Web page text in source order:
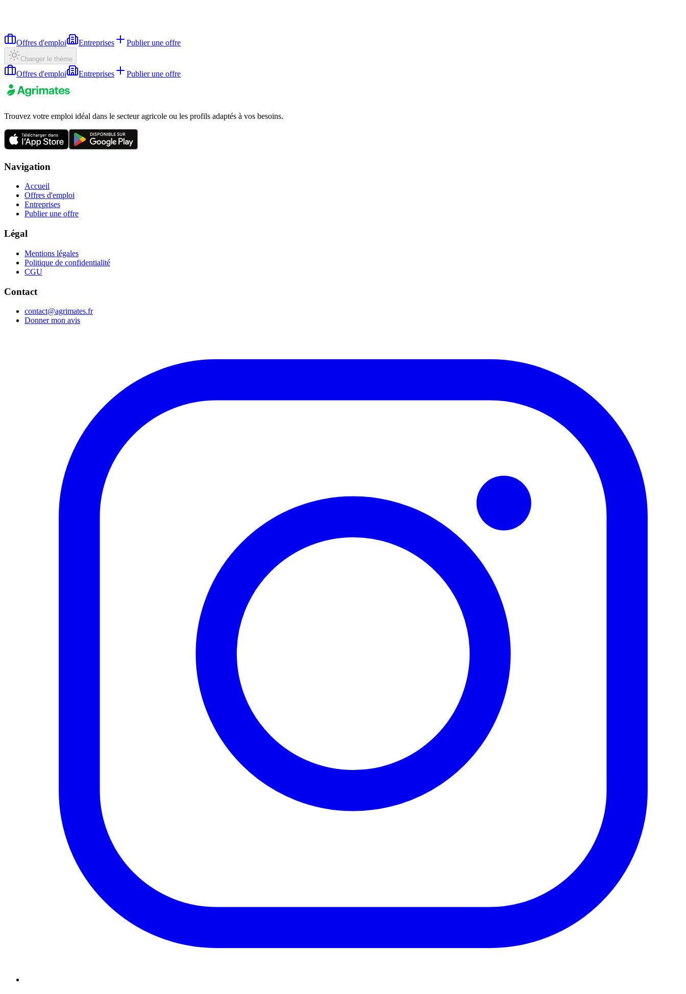
Offres d'emploi Entreprises Publier une offre
Changer le thème
Offres d'emploi Entreprises Publier une offre
Trouvez votre emploi idéal dans le secteur agricole ou les profils adaptés à vos besoins.
Navigation
Accueil
Offres d'emploi
Entreprises
Publier une offre
Légal
Mentions légales
Politique de confidentialité
CGU
Contact
contact@agrimates.fr
Donner mon avis